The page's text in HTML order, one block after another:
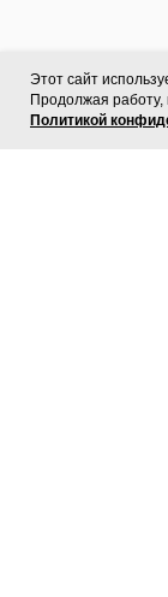
Этот сайт
Продолжая
Политикой